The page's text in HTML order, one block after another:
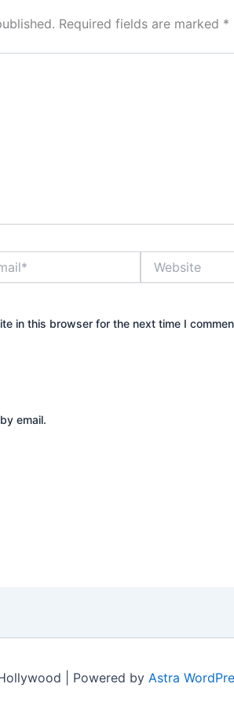
Required fields are marked *
in this browser for the next time I
email.
| Powered by Astra